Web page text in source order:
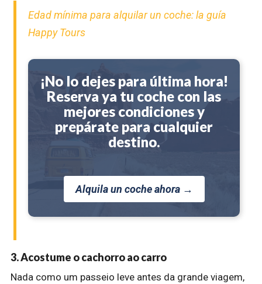
Edad mínima para alquilar un coche: la guía
Happy Tours
¡No lo dejes para última hora!
Reserva ya tu coche con las
mejores condiciones y
prepárate para cualquier
destino.
Alquila un coche ahora →
3. Acostume o cachorro ao carro
Nada como um passeio leve antes da grande viagem,